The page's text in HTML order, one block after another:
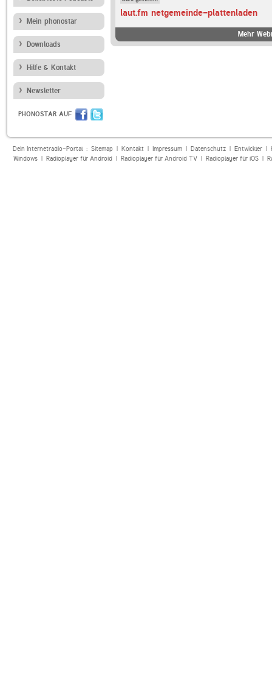
Mein phonostar
Downloads
Hilfe & Kontakt
Newsletter
PHONOSTAR AUF
laut.fm netgemeinde-plattenladen
Mehr
Dein Internetradio-Portal : Sitemap| Kontakt| Impressum| Datenschutz| Entwickler|
Windows| Radioplayer für Android| Radioplayer für Android TV| Radioplayer für iOS|